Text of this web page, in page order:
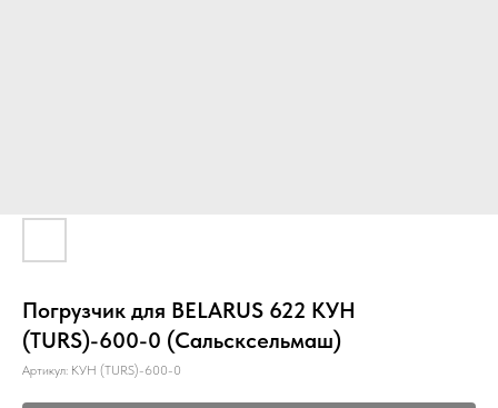
Погрузчик для BELARUS 622 КУН
(TURS)-600-0 (Сальсксельмаш)
Артикул: КУН (TURS)-600-0